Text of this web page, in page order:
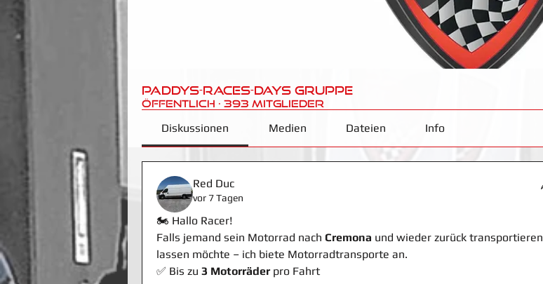
Paddys-Races-Days Gruppe
Öffentlich · 393 Mitglieder
Diskussionen Medien Dateien Info
Red Duc
vor 7 Tagen
🏍️ Hallo Racer!
Falls jemand sein Motorrad nach Cremona und wieder zurück transportieren
lassen möchte – ich biete Motorradtransporte an.
✅ Bis zu 3 Motorräder pro Fahrt